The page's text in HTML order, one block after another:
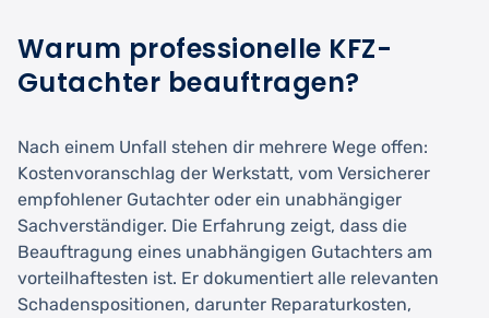
Warum professionelle KFZ-
Gutachter beauftragen?
Nach einem Unfall stehen dir mehrere Wege offen:
Kostenvoranschlag der Werkstatt, vom Versicherer
empfohlener Gutachter oder ein unabhängiger
Sachverständiger. Die Erfahrung zeigt, dass die
Beauftragung eines unabhängigen Gutachters am
vorteilhaftesten ist. Er dokumentiert alle relevanten
Schadenspositionen, darunter Reparaturkosten,